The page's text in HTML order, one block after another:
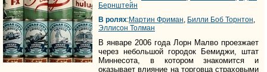
Бернштейн
В ролях:Мартин Фриман, Билли Боб Торнтон,
Эллисон Толман
В январе 2006 года Лорн Малво проезжает
через небольшой городок Бемиджи, штат
Миннесота, в котором знакомится и
оказывает влияние на торговца страховыми